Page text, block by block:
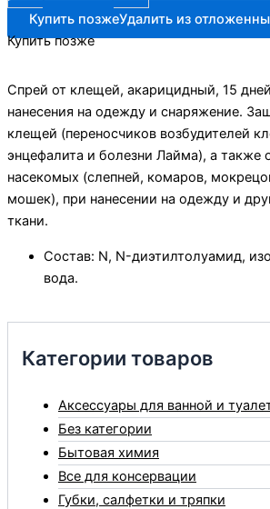
Категории товаров
Аксессуары для ванной и
Без категории
Бытовая химия
Все для консервации
Губки, салфетки и тряпки
дом
спрей
ДЕТСКИЙ
тригером
100мл
Купить позжеУдалить из
Купить позже
Спрей от клещей, акарицидный, 15
нанесения на одежду и снаряжение.
клещей (переносчиков возбудителей
энцефалита и болезни Лайма), а также
насекомых (слепней, комаров,
мошек), при нанесении на одежду и
ткани.
Состав: N, N-диэтилтолуамид,
вода.